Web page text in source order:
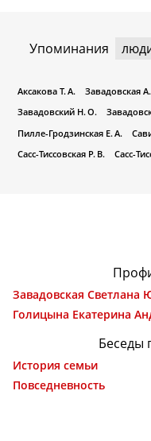
Упоминания
Аксакова Т. А. Завадовская
Завадовский Н. О.
Пилле-Гродзинская Е. А.
Сасс-Тиссовская Р. В.
Сасс-
Завадовская Светлана
Голицына Екатерина
Беседы
История семьи
Повседневность